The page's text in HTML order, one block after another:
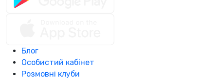
Блог
Особистий кабінет
Розмовні клуби